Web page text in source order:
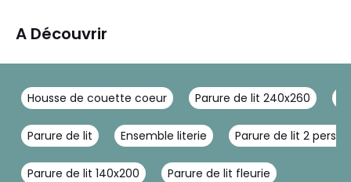
A Découvrir
Housse de couette coeur Parure de lit 240x260
Parure de lit Ensemble literie Parure de lit 2
Parure de lit 140x200 Parure de lit fleurie